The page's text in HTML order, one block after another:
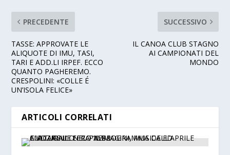
PRECEDENTE
TASSE: APPROVATE LE
ALIQUOTE DI IMU, TASI,
TARI E ADD.LI IRPEF. ECCO
QUANTO PAGHEREMO.
CRESPOLINI: «COLLE É
UN’ISOLA FELICE»
SUCCESSIVO
IL CANOA CLUB STAGNO
AI CAMPIONATI DEL
MONDO
ARTICOLI CORRELATI